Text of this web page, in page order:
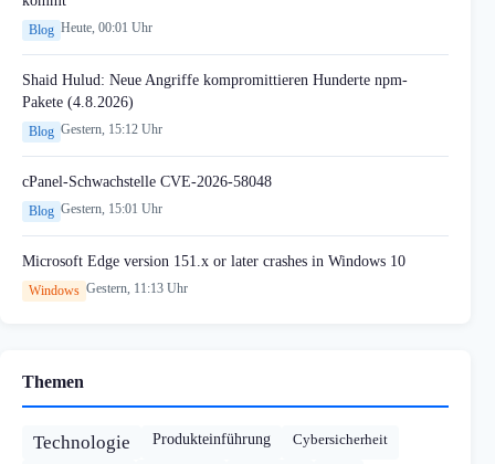
Blog Heute, 00:01 Uhr
Shaid Hulud: Neue Angriffe kompromittieren Hunderte npm-
Pakete (4.8.2026)
Blog Gestern, 15:12 Uhr
cPanel-Schwachstelle CVE-2026-58048
Blog Gestern, 15:01 Uhr
Microsoft Edge version 151.x or later crashes in Windows 10
Windows Gestern, 11:13 Uhr
Themen
Technologie Produkteinführung Cybersicherheit